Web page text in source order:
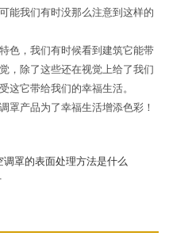
能我们有时没那么注意到这样的
，我们有时候看到建筑它能带
，除了这些还在视觉上给了我们
这它带给我们的幸福生活。
产品为了幸福生活增添色彩！
罩的表面处理方法是什么